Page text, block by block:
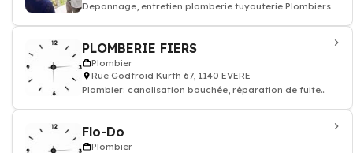
Depannage, entretien plomberie tuyauterie Plombiers
PLOMBERIE FIERS
Plombier
Rue Godfroid Kurth 67, 1140 EVERE
Plombier: canalisation bouchée, réparation de fuite
Flo-Do
Plombier